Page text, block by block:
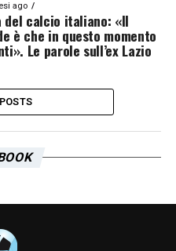
ago
del calcio italiano: «Il
è che in questo momento
Le parole sull’ex Lazio